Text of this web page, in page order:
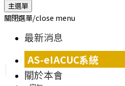
主選單
關閉選單/close menu
最新消息
AS-eIACUC系統
關於本會